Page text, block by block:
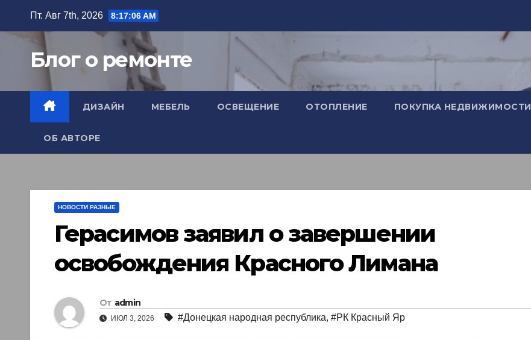
содержимому
Пт. Авг 7th, 2026 8:17:08 AM
Блог о ремонте
ДИЗАЙН МЕБЕЛЬ ОСВЕЩЕНИЕ ОТОПЛЕНИЕ ПОКУПКА НЕДВИЖИМОСТИ
ОБ АВТОРЕ
НОВОСТИ РАЗНЫЕ
Герасимов заявил о завершении
освобождения Красного Лимана
От admin
ИЮЛ 3, 2026 #Донецкая народная республика, #РК Красный Яр